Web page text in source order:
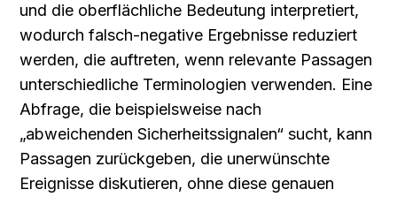
und die oberflächliche Bedeutung interpretiert,
wodurch falsch-negative Ergebnisse reduziert
werden, die auftreten, wenn relevante Passagen
unterschiedliche Terminologien verwenden. Eine
Abfrage, die beispielsweise nach
„abweichenden Sicherheitssignalen“ sucht, kann
Passagen zurückgeben, die unerwünschte
Ereignisse diskutieren, ohne diese genauen